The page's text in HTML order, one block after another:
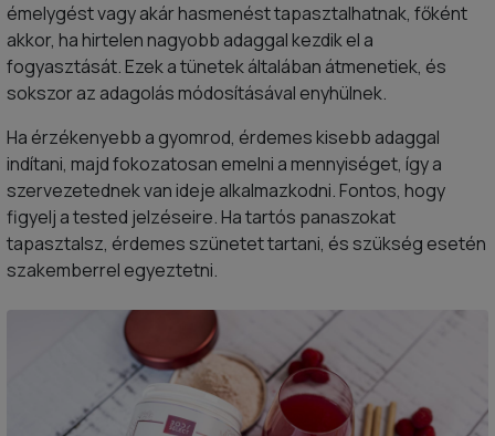
émelygést vagy akár hasmenést tapasztalhatnak, főként
akkor, ha hirtelen nagyobb adaggal kezdik el a
fogyasztását. Ezek a tünetek általában átmenetiek, és
sokszor az adagolás módosításával enyhülnek.
Ha érzékenyebb a gyomrod, érdemes kisebb adaggal
indítani, majd fokozatosan emelni a mennyiséget, így a
szervezetednek van ideje alkalmazkodni. Fontos, hogy
figyelj a tested jelzéseire. Ha tartós panaszokat
tapasztalsz, érdemes szünetet tartani, és szükség esetén
szakemberrel egyeztetni.